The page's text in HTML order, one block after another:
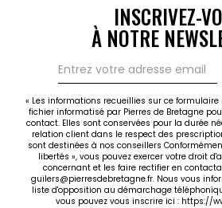
INSCRIVEZ-
À NOTRE
« Les informations recueillies sur ce
fichier informatisé par Pierres de Bretagne
contact. Elles sont conservées pour la durée
relation client dans le respect des
sont destinées à nos conseillers
libertés », vous pouvez exercer votre droit
concernant et les faire rectifier en
guilers@pierresdebretagne.fr. Nous vous
liste d'opposition au démarchage
vous pouvez vous inscrire ici : https://